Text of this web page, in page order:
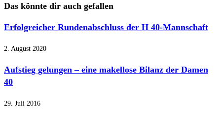
Das könnte dir auch gefallen
Erfolgreicher Rundenabschluss der H 40-Mannschaft
2. August 2020
Aufstieg gelungen – eine makellose Bilanz der Damen
40
29. Juli 2016